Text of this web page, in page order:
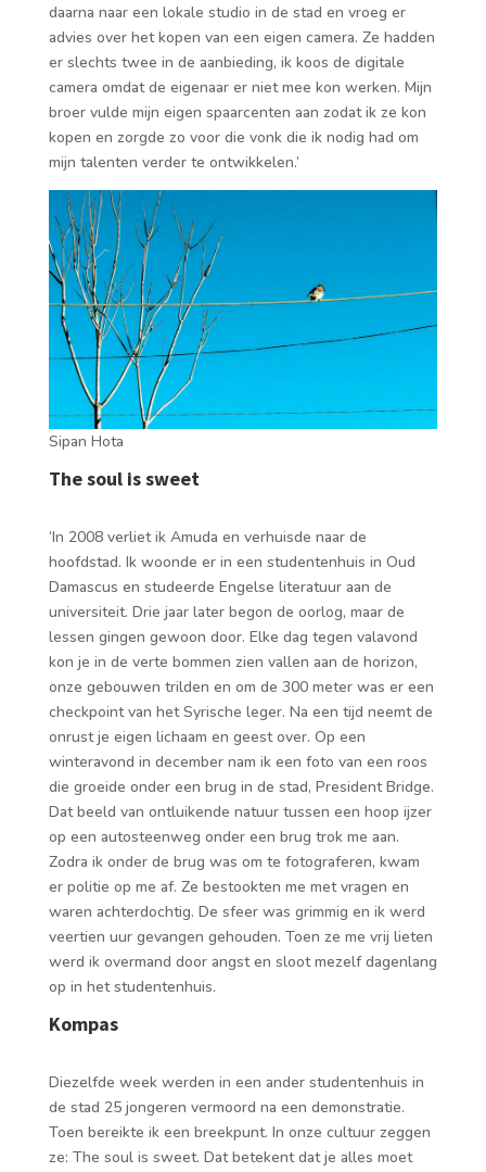
daarna naar een lokale studio in de stad en vroeg er
advies over het kopen van een eigen camera. Ze hadden
er slechts twee in de aanbieding, ik koos de digitale
camera omdat de eigenaar er niet mee kon werken. Mijn
broer vulde mijn eigen spaarcenten aan zodat ik ze kon
kopen en zorgde zo voor die vonk die ik nodig had om
mijn talenten verder te ontwikkelen.’
Sipan Hota
The soul is sweet
‘In 2008 verliet ik Amuda en verhuisde naar de
hoofdstad. Ik woonde er in een studentenhuis in Oud
Damascus en studeerde Engelse literatuur aan de
universiteit. Drie jaar later begon de oorlog, maar de
lessen gingen gewoon door. Elke dag tegen valavond
kon je in de verte bommen zien vallen aan de horizon,
onze gebouwen trilden en om de 300 meter was er een
checkpoint van het Syrische leger. Na een tijd neemt de
onrust je eigen lichaam en geest over. Op een
winteravond in december nam ik een foto van een roos
die groeide onder een brug in de stad, President Bridge.
Dat beeld van ontluikende natuur tussen een hoop ijzer
op een autosteenweg onder een brug trok me aan.
Zodra ik onder de brug was om te fotograferen, kwam
er politie op me af. Ze bestookten me met vragen en
waren achterdochtig. De sfeer was grimmig en ik werd
veertien uur gevangen gehouden. Toen ze me vrij lieten
werd ik overmand door angst en sloot mezelf dagenlang
op in het studentenhuis.
Kompas
Diezelfde week werden in een ander studentenhuis in
de stad 25 jongeren vermoord na een demonstratie.
Toen bereikte ik een breekpunt. In onze cultuur zeggen
ze: The soul is sweet. Dat betekent dat je alles moet